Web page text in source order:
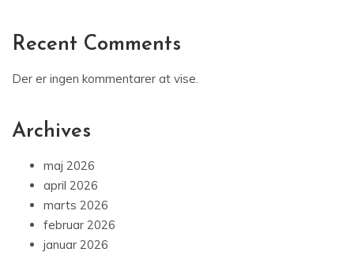
Recent Comments
Der er ingen kommentarer at vise.
Archives
maj 2026
april 2026
marts 2026
februar 2026
januar 2026